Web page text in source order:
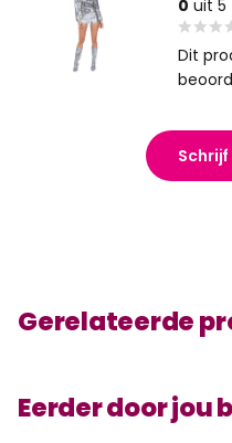
0 uit 5
Dit
Gerelateerde
Eerder door jou